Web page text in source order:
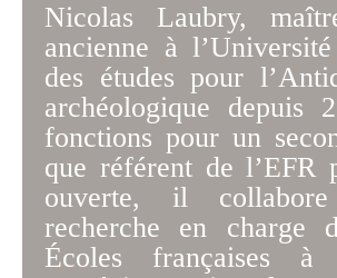
Nicolas Laubry,
ancienne à
des études pour
archéologique depuis
fonctions pour un
que référent de l’EFR
ouverte, il
recherche en charge
Écoles françaises